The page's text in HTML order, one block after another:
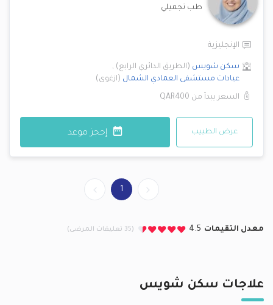
طب تجميلي
الإنجليزية
سكن شويس (الطريق الدائري الرابع)
,
عيادات مستشفى العمادي الشمال (ازغوى)
السعر يبدأ من QAR400
عرض الطبيب إحجز موعد
1
معدل التقيمات 4.5 (35 تعليقات المرضى)
علاجات سكن شويس